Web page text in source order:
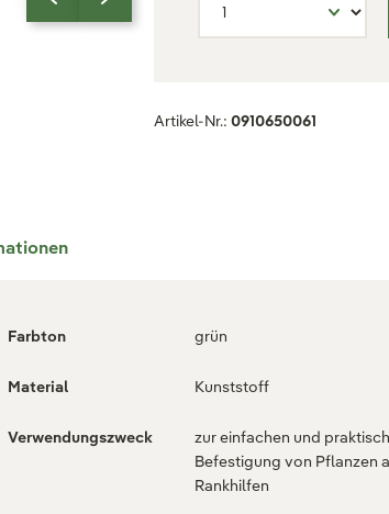
Artikel-Nr.: 0910650061
Farbton grün
Material Kunststoff
Verwendungszweck
zur einfachen und
Befestigung von Pflanzen
Rankhilfen